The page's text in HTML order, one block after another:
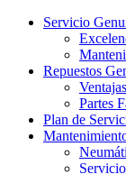
Servicio
Repuestos
Partes
Plan de